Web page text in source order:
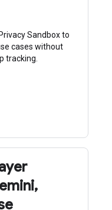
Sandbox to
cases without
tracking.